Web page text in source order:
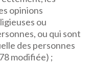
opinions
ou
ou qui sont
des personnes
modifiée) ;